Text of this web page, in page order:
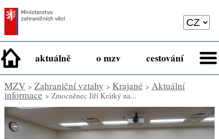
aktuálně o mzv cestování
MZV> Zahraniční vztahy > Krajané > Aktuální
informace > Zmocněnec Jiří Krátký na...